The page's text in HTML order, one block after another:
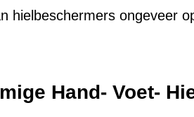
hielbeschermers ongeveer
Hand- Voet-